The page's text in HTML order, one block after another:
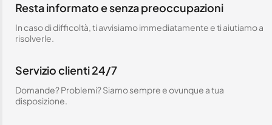
Resta informato e senza preoccupazioni
In caso di difficoltà, ti avvisiamo immediatamente e ti aiutiamo a
risolverle.
Servizio clienti 24/7
Domande? Problemi? Siamo sempre e ovunque a tua
disposizione.